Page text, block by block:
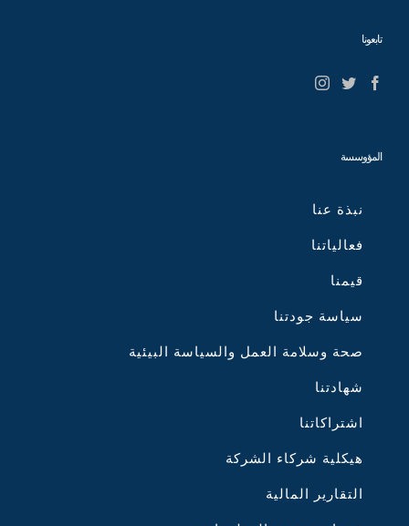
تابعونا
المؤوسسة
نبذة عنا
فعالياتنا
قيمنا
سياسة جودتنا
صحة وسلامة العمل والسياسة البيئية
شهادتنا
اشتراكاتنا
هيكلية شركاء الشركة
التقارير المالية